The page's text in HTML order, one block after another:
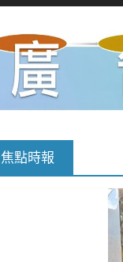
焦點時報